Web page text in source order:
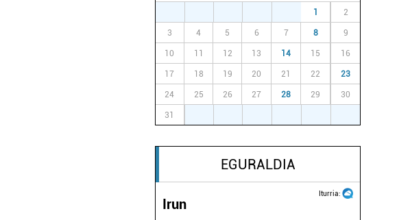
1 2
3 4 5 6 7 8 9
10 11 12 13 14 15 16
17 18 19 20 21 22 23
24 25 26 27 28 29 30
31
EGURALDIA
Iturria:
Irun